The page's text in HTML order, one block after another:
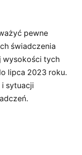
pewne
świadczenia
wysokości tych
lipca 2023 roku.
sytuacji